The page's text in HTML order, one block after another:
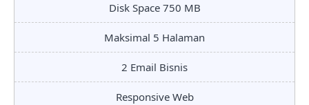
Disk Space 750 MB
Maksimal 5 Halaman
2 Email Bisnis
Responsive Web